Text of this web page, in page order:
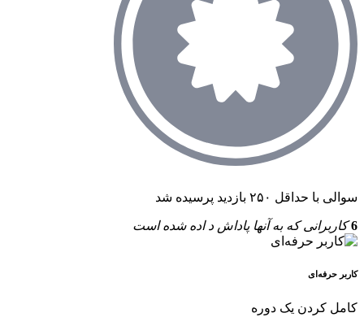
سوالی با حداقل ۲۵۰ بازدید پرسیده شد
6 کاربرانی که به آنها پاداش د اده شده است
کاربر حرفه‌ای
کامل کردن یک دوره